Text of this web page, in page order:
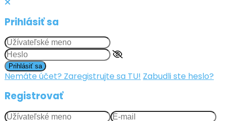
Prihlásiť sa
Prihlásiť sa
Nemáte účet? Zaregistrujte sa TU! Zabudli ste heslo?
Registrovať